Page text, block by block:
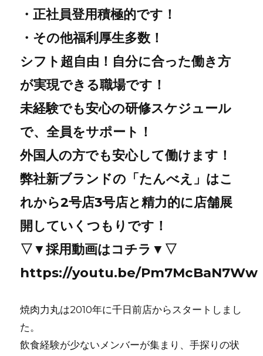
・正社員登用積極的です！
・その他福利厚生多数！
シフト超自由！自分に合った働き方
が実現できる職場です！
未経験でも安心の研修スケジュール
で、全員をサポート！
外国人の方でも安心して働けます！
弊社新ブランドの「たんべえ」はこ
れから2号店3号店と精力的に店舗展
開していくつもりです！
▽▼採用動画はコチラ▼▽
https://youtu.be/Pm7McBaN7Ww
焼⾁⼒丸は2010年に千⽇前店からスタートしまし
た。
飲⾷経験が少ないメンバーが集まり、⼿探りの状